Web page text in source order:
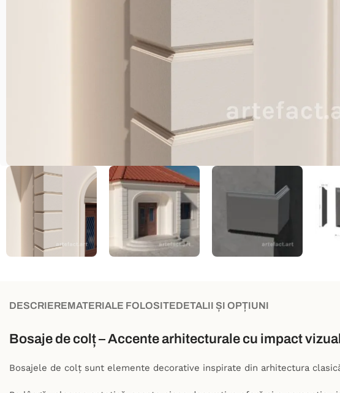
DESCRIEREMATERIALE FOLOSITEDETALII ȘI OPȚIUNI
Bosaje de colț – Accente arhitecturale cu impact vizual
Bosajele de colț sunt elemente decorative inspirate din arhitectura